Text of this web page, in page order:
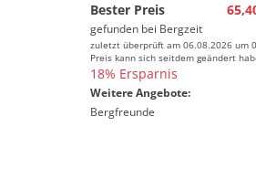
Bester Preis
gefunden bei Bergzeit
zuletzt überprüft am 06.08.2026 um
Preis kann sich seitdem geändert
18% Ersparnis
Weitere Angebote:
Bergfreunde